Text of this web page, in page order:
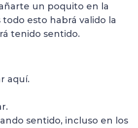
un poquito en la
esto habrá valido la
tenido sentido.
aquí.
sentido, incluso en los